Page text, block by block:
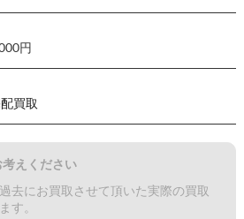
円
買取
えください
去にお買取させて頂いた実際の買取
す。